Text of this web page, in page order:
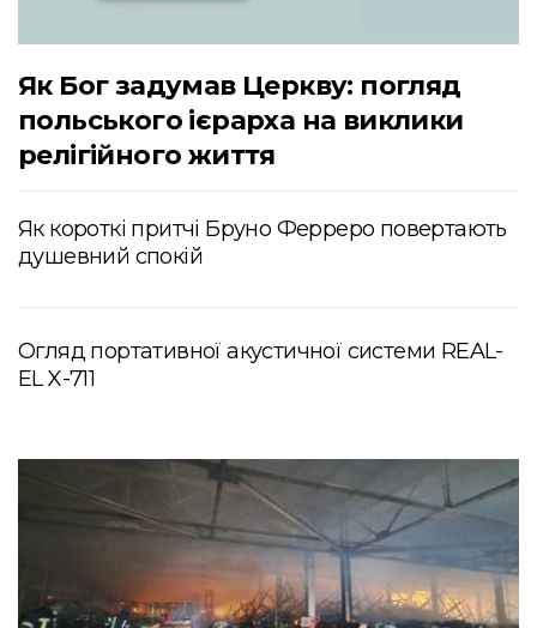
Як Бог задумав Церкву: погляд
польського ієрарха на виклики
релігійного життя
Як короткі притчі Бруно Ферреро повертають
душевний спокій
Огляд портативної акустичної системи REAL-
EL X-711